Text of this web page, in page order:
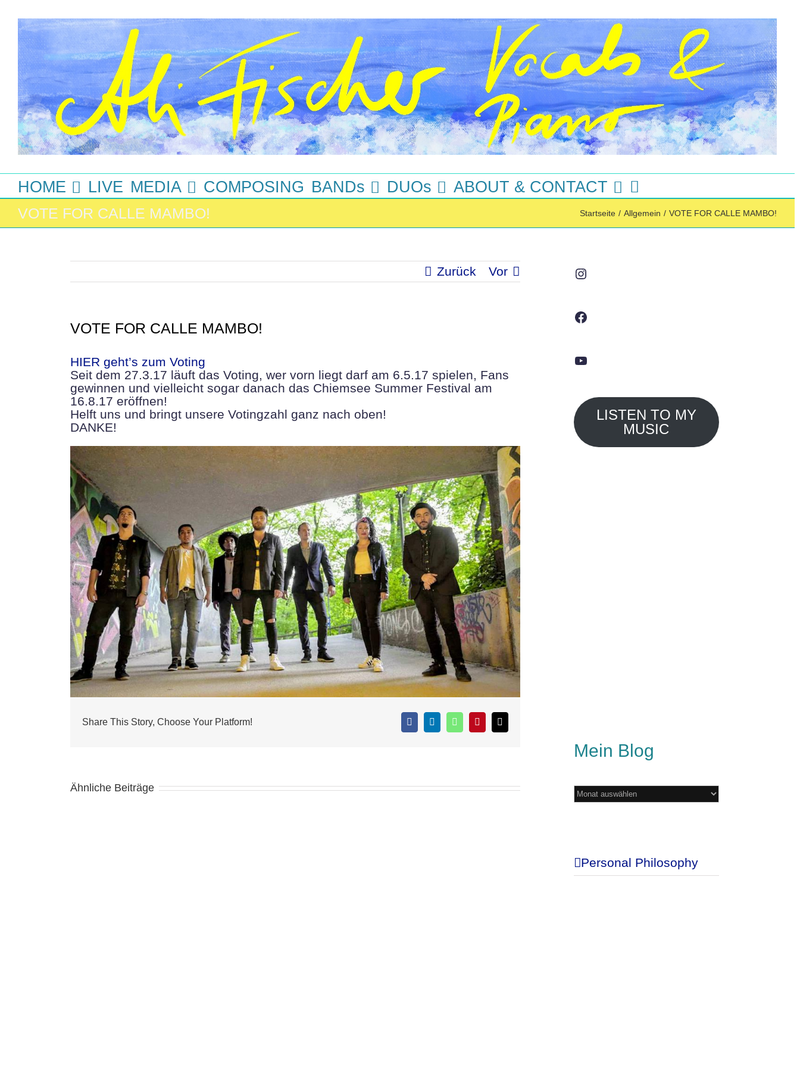
Inhalt
springen
HOME LIVE MEDIA COMPOSING BANDs DUOs ABOUT & CONTACT
VOTE FOR CALLE MAMBO! Startseite / Allgemein / VOTE FOR CALLE MAMBO!
Zurück Vor
VOTE FOR CALLE MAMBO!
HIER geht’s zum Voting
Seit dem 27.3.17 läuft das Voting, wer vorn liegt darf am 6.5.17 spielen, Fans
gewinnen und vielleicht sogar danach das Chiemsee Summer Festival am
16.8.17 eröffnen!
Helft uns und bringt unsere Votingzahl ganz nach oben!
DANKE!
Share This Story, Choose Your Platform! FacebookLinkedInWhatsAppPinterest
Mail
Ähnliche Beiträge
LISTEN TO MY
MUSIC
Mein Blog
Mein
Blog
Personal Philosophy